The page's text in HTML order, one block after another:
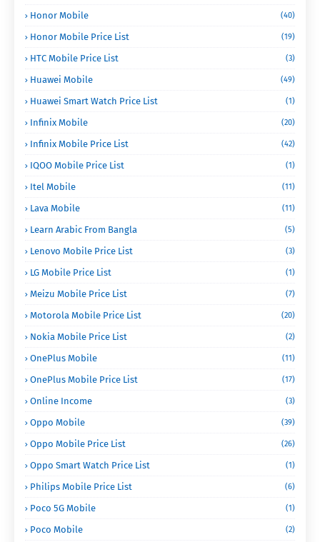
Honor Mobile (40)
Honor Mobile Price List (19)
HTC Mobile Price List (3)
Huawei Mobile (49)
Huawei Smart Watch Price List (1)
Infinix Mobile (20)
Infinix Mobile Price List (42)
IQOO Mobile Price List (1)
Itel Mobile (11)
Lava Mobile (11)
Learn Arabic From Bangla (5)
Lenovo Mobile Price List (3)
LG Mobile Price List (1)
Meizu Mobile Price List (7)
Motorola Mobile Price List (20)
Nokia Mobile Price List (2)
OnePlus Mobile (11)
OnePlus Mobile Price List (17)
Online Income (3)
Oppo Mobile (39)
Oppo Mobile Price List (26)
Oppo Smart Watch Price List (1)
Philips Mobile Price List (6)
Poco 5G Mobile (1)
Poco Mobile (2)